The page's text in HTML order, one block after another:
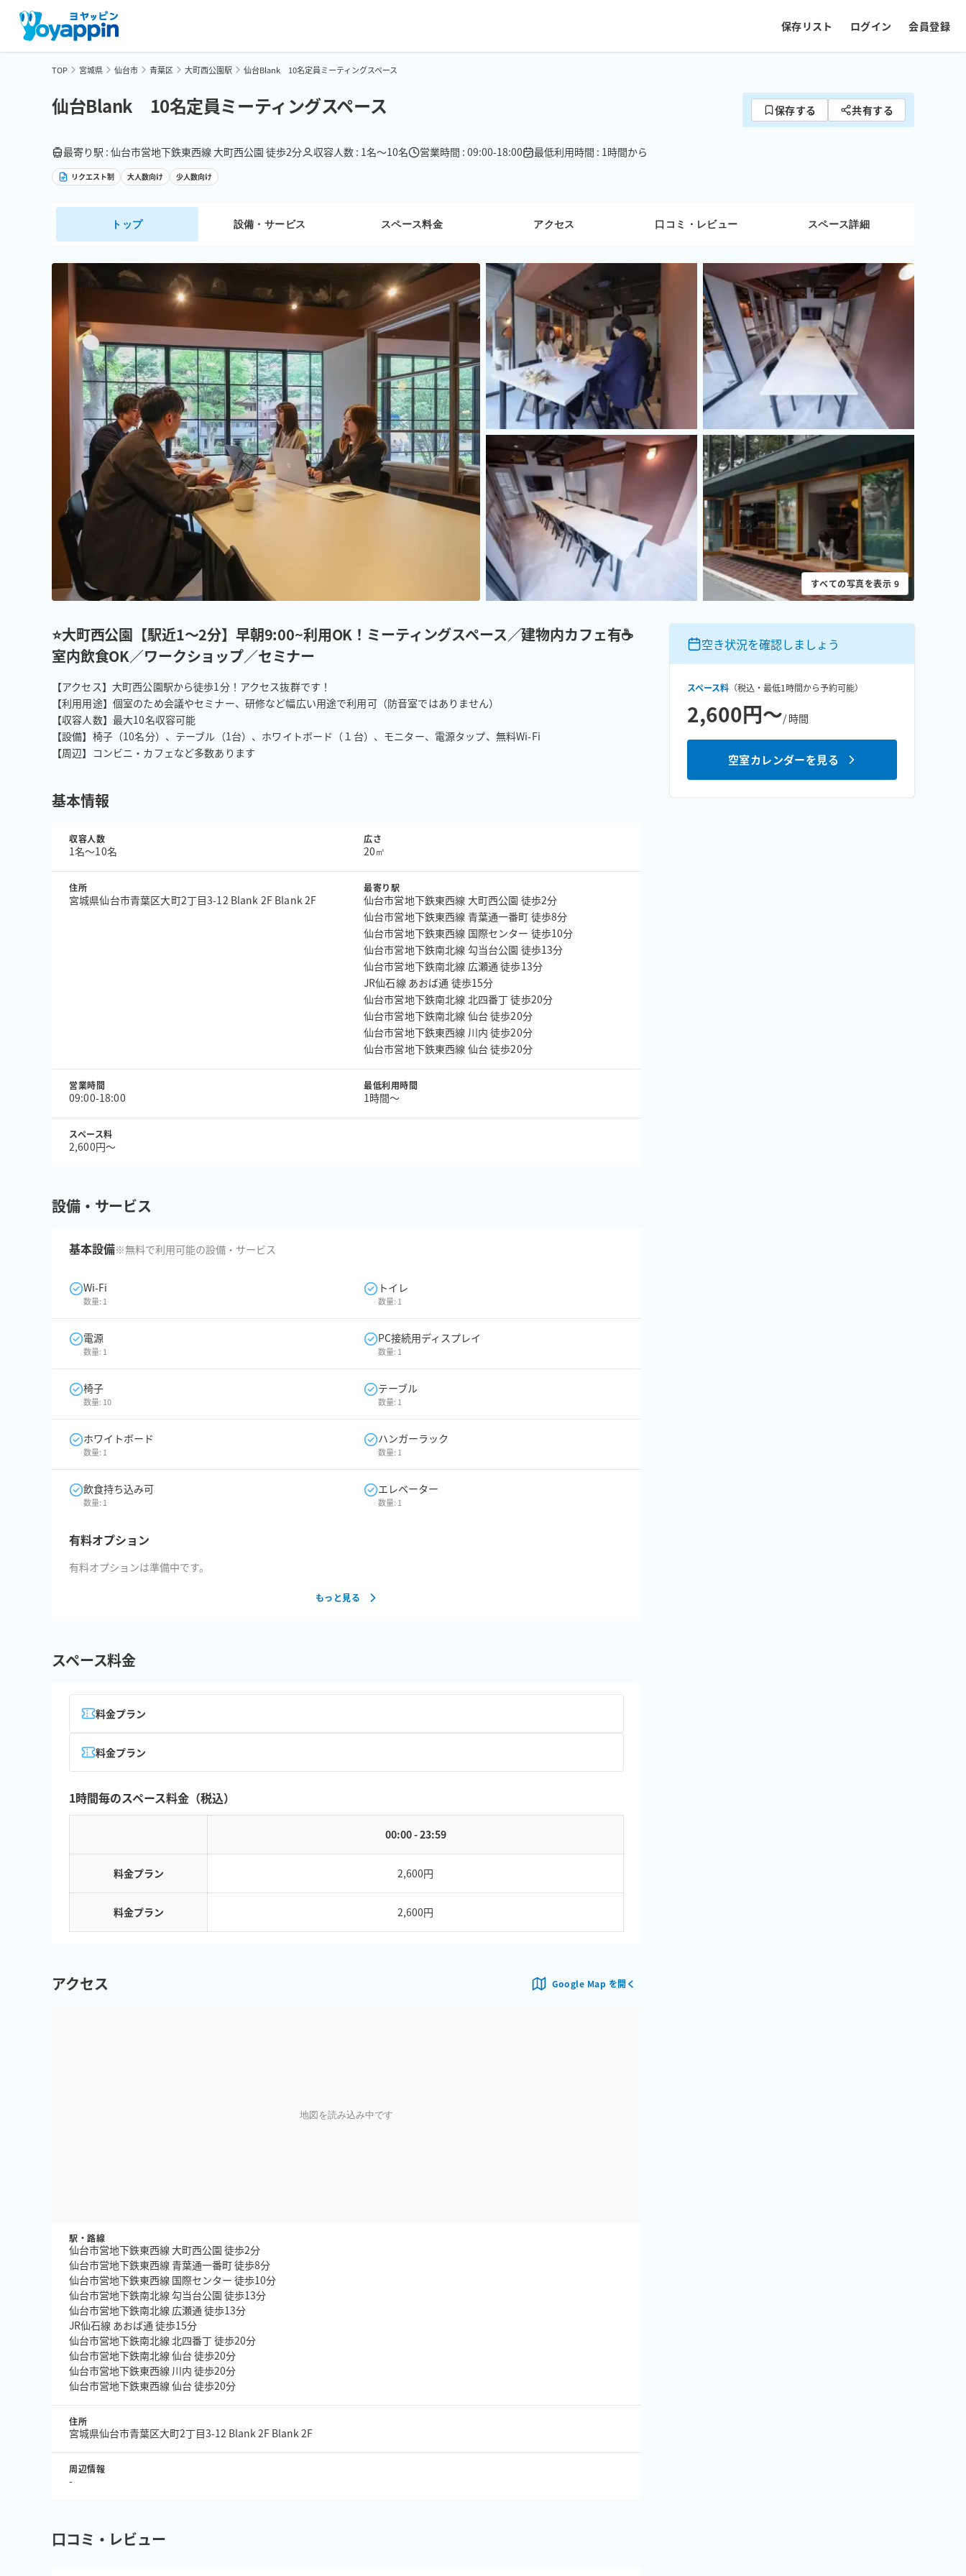
保存リスト ログイン 会員登録
TOP 宮城県 仙台市 青葉区 大町西公園駅 仙台Blank 10名定員ミーティングスペース
すべての写真を表示 9
仙台Blank 10名定員ミーティングスペース 保存する 共有する
最寄り駅 : 仙台市営地下鉄東西線 大町西公園 徒歩2分 収容人数 : 1名〜10名 営業時間 : 09:00-18:00 最低利用時間 : 1時間から
リクエスト制 大人数向け 少人数向け
トップ 設備・サービス スペース料金 アクセス 口コミ・レビュー スペース詳細
⭐️大町西公園【駅近1〜2分】早朝9:00~利用OK！ミーティングスペース／建物内カフェ有☕️
室内飲食OK／ワークショップ／セミナー
【アクセス】大町西公園駅から徒歩1分！アクセス抜群です！
【利用用途】個室のため会議やセミナー、研修など幅広い用途で利用可（防音室ではありません）
【収容人数】最大10名収容可能
【設備】椅子（10名分）、テーブル（1台）、ホワイトボード（１台）、モニター、電源タップ、無料Wi-Fi
【周辺】コンビニ・カフェなど多数あります
基本情報
収容人数
1名〜10名
広さ
20㎡
住所
宮城県仙台市青葉区大町2丁目3-12 Blank 2F Blank 2F
最寄り駅
仙台市営地下鉄東西線 大町西公園 徒歩2分
仙台市営地下鉄東西線 青葉通一番町 徒歩8分
仙台市営地下鉄東西線 国際センター 徒歩10分
仙台市営地下鉄南北線 勾当台公園 徒歩13分
仙台市営地下鉄南北線 広瀬通 徒歩13分
JR仙石線 あおば通 徒歩15分
仙台市営地下鉄南北線 北四番丁 徒歩20分
仙台市営地下鉄南北線 仙台 徒歩20分
仙台市営地下鉄東西線 川内 徒歩20分
仙台市営地下鉄東西線 仙台 徒歩20分
営業時間
09:00-18:00
最低利用時間
1時間〜
スペース料
2,600円〜
設備・サービス
基本設備※無料で利用可能の設備・サービス
Wi-Fi
数量: 1
トイレ
数量: 1
電源
数量: 1
PC接続用ディスプレイ
数量: 1
椅子
数量: 10
テーブル
数量: 1
ホワイトボード
数量: 1
ハンガーラック
数量: 1
飲食持ち込み可
数量: 1
エレベーター
数量: 1
有料オプション
有料オプションは準備中です。
もっと見る
スペース料金
料金プラン
料金プラン
1時間毎のスペース料金（税込）
00:00 - 23:59
料金プラン 2,600円
料金プラン 2,600円
アクセス Google Map を開く
地図を読み込み中です
駅・路線
仙台市営地下鉄東西線 大町西公園 徒歩2分
仙台市営地下鉄東西線 青葉通一番町 徒歩8分
仙台市営地下鉄東西線 国際センター 徒歩10分
仙台市営地下鉄南北線 勾当台公園 徒歩13分
仙台市営地下鉄南北線 広瀬通 徒歩13分
JR仙石線 あおば通 徒歩15分
仙台市営地下鉄南北線 北四番丁 徒歩20分
仙台市営地下鉄南北線 仙台 徒歩20分
仙台市営地下鉄東西線 川内 徒歩20分
仙台市営地下鉄東西線 仙台 徒歩20分
住所
宮城県仙台市青葉区大町2丁目3-12 Blank 2F Blank 2F
周辺情報
-
口コミ・レビュー
空き状況を確認しましょう
スペース料 （税込・最低1時間から予約可能）
2,600円〜/ 時間
空室カレンダーを見る